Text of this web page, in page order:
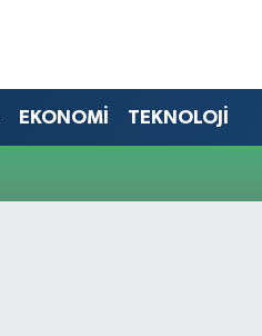
EKONOMİ TEKNOLOJİ